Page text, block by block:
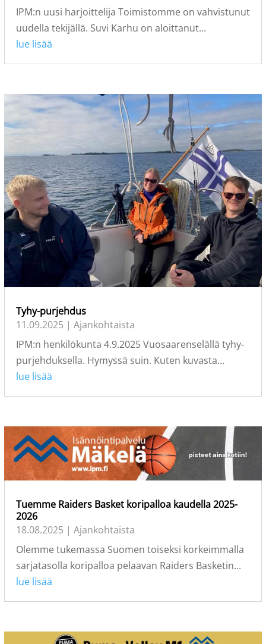
IPM:n uusi harjoittelija Toimistomme on vahvistunut
uudella tekijällä. Suvi Karhu on aloittanut...
lue lisää
Tyhy-purjehdus
11.09.2025 | Ajankohtaista
IPM:n henkilökunta 4.9.2025 Vuosaarenselällä tyhy-
purjehduksella. Hymyssä suin. Kuten kuvasta...
lue lisää
Tuemme Raiders Basket koripalloa kaudella 2025-
2026
18.08.2025 | Ajankohtaista
Olemme tukemassa Suomen toiseksi korkeimmalla
sarjatasolla koripalloa pelaavan Raiders Basketin...
lue lisää